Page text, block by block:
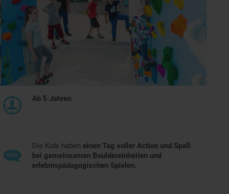
Ab 5 Jahren
Die Kids haben einen Tag voller Action und Spaß
bei gemeinsamen Bouldereinheiten und
erlebnispädagogischen Spielen.